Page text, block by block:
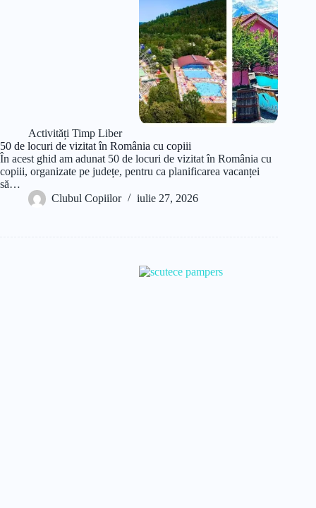
Activități Timp Liber
50 de locuri de vizitat în România cu copiii
În acest ghid am adunat 50 de locuri de vizitat în România cu
copiii, organizate pe județe, pentru ca planificarea vacanței
să…
Clubul Copiilor
iulie 27, 2026